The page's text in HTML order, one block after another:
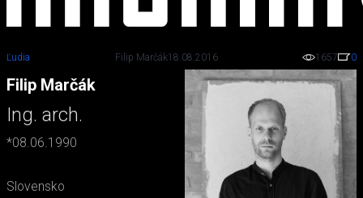
Ľudia Filip Marčák18.08.2016 1657 0
Filip Marčák
Ing. arch.
*08.06.1990
Slovensko